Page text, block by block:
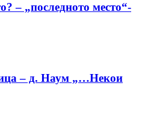
– „последното место“-
– д. Наум „…Некои